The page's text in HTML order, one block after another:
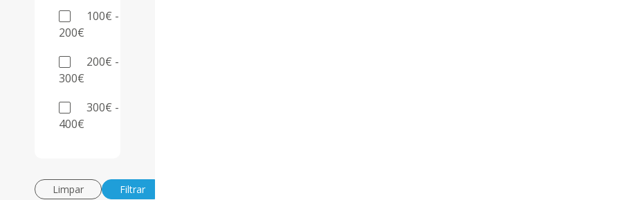
100€ -
200€
200€ -
300€
300€ -
400€
Limpar Filtrar